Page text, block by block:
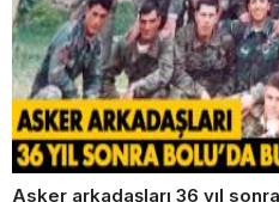
Asker arkadaşları 36 yıl